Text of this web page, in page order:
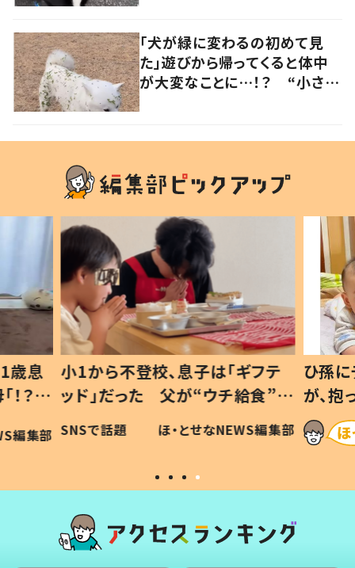
「犬が緑に変わるの初めて見
た」遊びから帰ってくると体中
が大変なことに…！？ “小さい
歳息
？」
編集部
小1から不登校、息子は「ギフテ
ッド」だった 父が“ウチ給食”を
作り続ける理由とは #令和の親
#令和の子
SNSで話題 ほ・とせなNEWS編集部
ひ孫
が、
「涙が
い」